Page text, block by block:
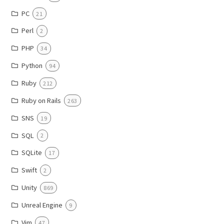
PC
21
Perl 2
PHP 34
Python 94
Ruby 212
Ruby on Rails 263
SNS 19
SQL 2
SQLite 17
Swift 2
Unity 869
Unreal Engine 9
47